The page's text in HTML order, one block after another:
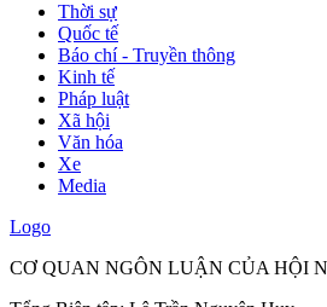
Thời sự
Quốc tế
Báo chí - Truyền thông
Kinh tế
Pháp luật
Xã hội
Văn hóa
Xe
Media
Logo
CƠ QUAN NGÔN LUẬN CỦA HỘI